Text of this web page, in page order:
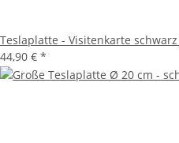
Teslaplatte - Visitenkarte
44,90 € *